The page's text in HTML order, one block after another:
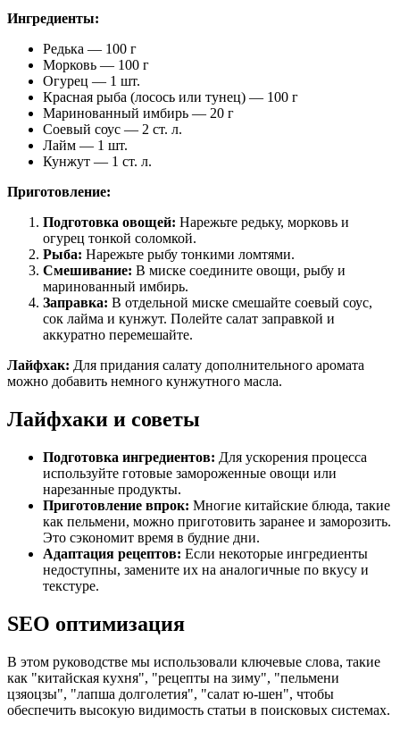
Ингредиенты:
Редька — 100 г
Морковь — 100 г
Огурец — 1 шт.
Красная рыба (лосось или тунец) — 100 г
Маринованный имбирь — 20 г
Соевый соус — 2 ст. л.
Лайм — 1 шт.
Кунжут — 1 ст. л.
Приготовление:
Подготовка овощей: Нарежьте редьку, морковь и
огурец тонкой соломкой.
Рыба: Нарежьте рыбу тонкими ломтями.
Смешивание: В миске соедините овощи, рыбу и
маринованный имбирь.
Заправка: В отдельной миске смешайте соевый соус,
сок лайма и кунжут. Полейте салат заправкой и
аккуратно перемешайте.
Лайфхак: Для придания салату дополнительного аромата
можно добавить немного кунжутного масла.
Лайфхаки и советы
Подготовка ингредиентов: Для ускорения процесса
используйте готовые замороженные овощи или
нарезанные продукты.
Приготовление впрок: Многие китайские блюда, такие
как пельмени, можно приготовить заранее и заморозить.
Это сэкономит время в будние дни.
Адаптация рецептов: Если некоторые ингредиенты
недоступны, замените их на аналогичные по вкусу и
текстуре.
SEO оптимизация
В этом руководстве мы использовали ключевые слова, такие
как "китайская кухня", "рецепты на зиму", "пельмени
цзяоцзы", "лапша долголетия", "салат ю-шен", чтобы
обеспечить высокую видимость статьи в поисковых системах.